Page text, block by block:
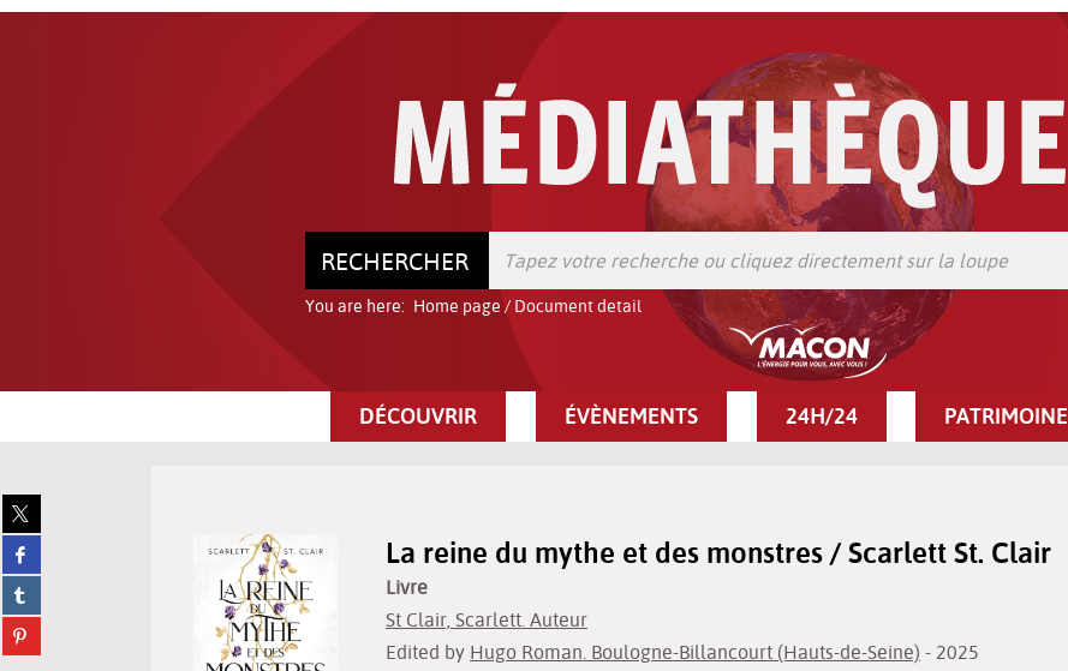
RECHERCHER
You are here: Home page / Document detail
DÉCOUVRIR ÉVÈNEMENTS 24H/24 PATRIMOINE
Share
on
twitter
(New
window)
Share
on
facebook
(New
window)
Share
on
tumblr
(New
Share
on
La reine du mythe et des monstres / Scarlett St. Clair
Livre
St Clair, Scarlett. Auteur
Edited by Hugo Roman. Boulogne-Billancourt (Hauts-de-Seine) - 2025